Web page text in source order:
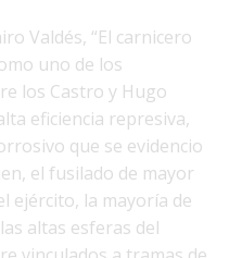
Valdés, “El carnicero
uno de los
los Castro y Hugo
eficiencia represiva,
que se evidencio
el fusilado de mayor
ejército, la mayoría de
altas esferas del